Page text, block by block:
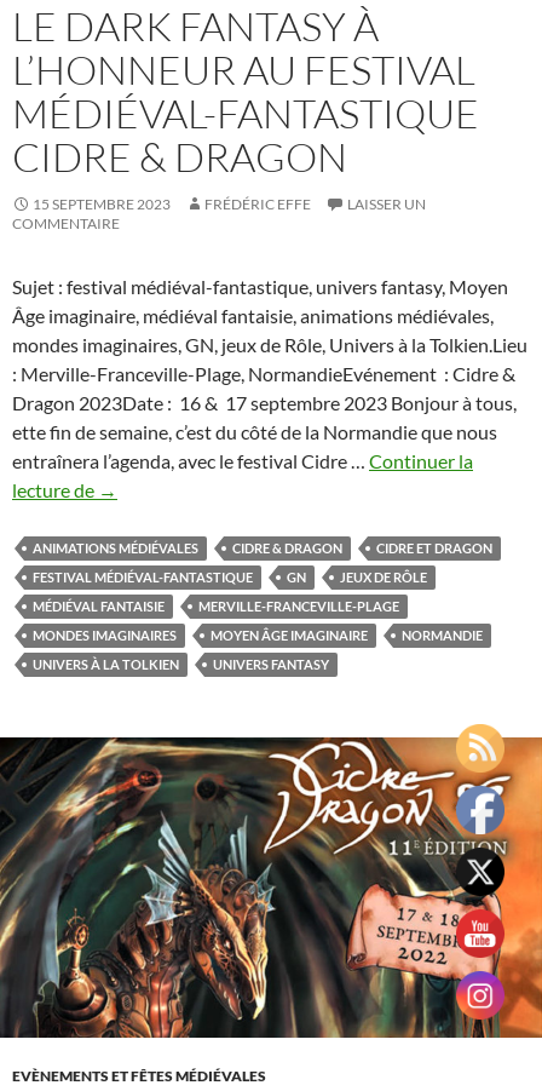
LE DARK FANTASY À
L’HONNEUR AU FESTIVAL
MÉDIÉVAL-FANTASTIQUE
CIDRE & DRAGON
15 SEPTEMBRE 2023 FRÉDÉRIC EFFE
LAISSER UN
COMMENTAIRE
Sujet : festival médiéval-fantastique, univers fantasy, Moyen
Âge imaginaire, médiéval fantaisie, animations médiévales,
mondes imaginaires, GN, jeux de Rôle, Univers à la Tolkien.Lieu
: Merville-Franceville-Plage, NormandieEvénement : Cidre &
Dragon 2023Date : 16 & 17 septembre 2023 Bonjour à tous,
ette fin de semaine, c’est du côté de la Normandie que nous
entraînera l’agenda, avec le festival Cidre … Continuer la
lecture de Le
Fantasy
à
l’honneur
au
festival
Cidre
&
Dragon
→
ANIMATIONS MÉDIÉVALES CIDRE & DRAGON
CIDRE ET DRAGON
FESTIVAL MÉDIÉVAL-FANTASTIQUE
GN
JEUX DE RÔLE
MÉDIÉVAL FANTAISIE
MERVILLE-FRANCEVILLE-PLAGE
MONDES IMAGINAIRES
MOYEN ÂGE IMAGINAIRE
NORMANDIE
UNIVERS À LA TOLKIEN
UNIVERS FANTASY
EVÈNEMENTS ET FÊTES MÉDIÉVALES